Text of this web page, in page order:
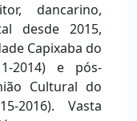
dancarino,
desde 2015,
Capixaba do
2014) e pós-
Cultural do
2016). Vasta